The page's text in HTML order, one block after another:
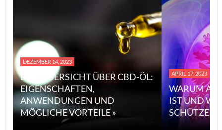
DEZEMBER 14, 2023
EINE ÜBERSICHT ÜBER CBD-ÖL:
EIGENSCHAFTEN,
ANWENDUNGEN UND
MÖGLICHE VORTEILE »
APRIL 17, 2023
WARUM
IST UND
SCHÜTZEN